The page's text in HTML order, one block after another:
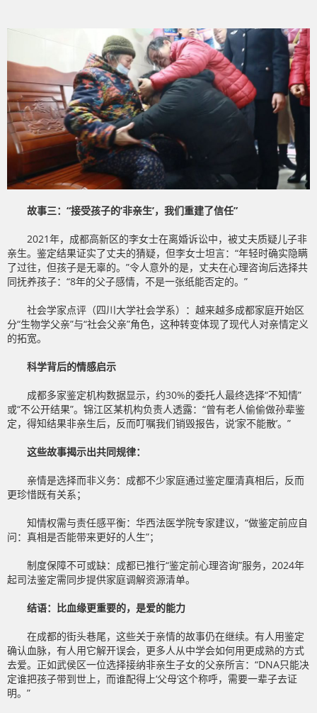
故事三：“接受孩子的‘非亲生’，我们重建了信任”
2021年，成都高新区的李女士在离婚诉讼中，被丈夫质疑儿子非
亲生。鉴定结果证实了丈夫的猜疑，但李女士坦言：“年轻时确实隐瞒
了过往，但孩子是无辜的。”令人意外的是，丈夫在心理咨询后选择共
同抚养孩子：“8年的父子感情，不是一张纸能否定的。”
社会学家点评（四川大学社会学系）：越来越多成都家庭开始区
分“生物学父亲”与“社会父亲”角色，这种转变体现了现代人对亲情定义
的拓宽。
科学背后的情感启示
成都多家鉴定机构数据显示，约30%的委托人最终选择“不知情”
或“不公开结果”。锦江区某机构负责人透露：“曾有老人偷偷做孙辈鉴
定，得知结果非亲生后，反而叮嘱我们销毁报告，说‘家不能散’。”
这些故事揭示出共同规律：
亲情是选择而非义务：成都不少家庭通过鉴定厘清真相后，反而
更珍惜既有关系；
知情权需与责任感平衡：华西法医学院专家建议，“做鉴定前应自
问：真相是否能带来更好的人生”；
制度保障不可或缺：成都已推行“鉴定前心理咨询”服务，2024年
起司法鉴定需同步提供家庭调解资源清单。
结语：比血缘更重要的，是爱的能力
在成都的街头巷尾，这些关于亲情的故事仍在继续。有人用鉴定
确认血脉，有人用它解开误会，更多人从中学会如何用更成熟的方式
去爱。正如武侯区一位选择接纳非亲生子女的父亲所言：“DNA只能决
定谁把孩子带到世上，而谁配得上‘父母’这个称呼，需要一辈子去证
明。”